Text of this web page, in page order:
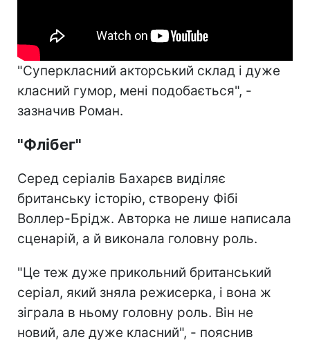
"Суперкласний акторський склад і дуже
класний гумор, мені подобається", -
зазначив Роман.
"Флібег"
Серед серіалів Бахарєв виділяє
британську історію, створену Фібі
Воллер-Брідж. Авторка не лише написала
сценарій, а й виконала головну роль.
"Це теж дуже прикольний британський
серіал, який зняла режисерка, і вона ж
зіграла в ньому головну роль. Він не
новий, але дуже класний", - пояснив